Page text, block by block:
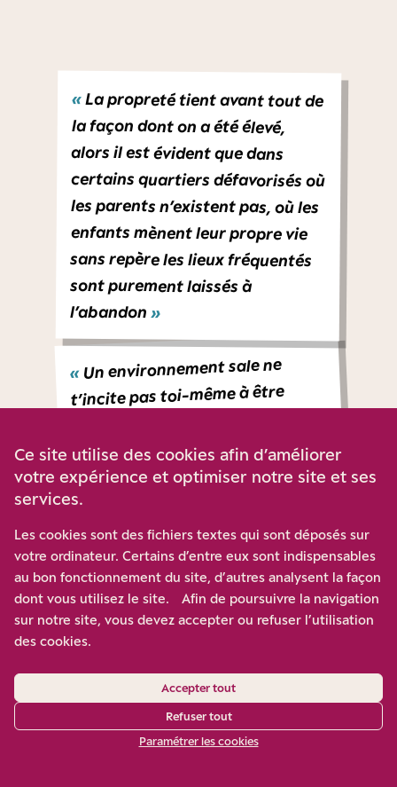
«La propreté tient avant tout de
la façon dont on a été élevé,
alors il est évident que dans
certains quartiers défavorisés où
les parents n’existent pas, où les
enfants mènent leur propre vie
sans repère les lieux fréquentés
sont purement laissés à
l’abandon »
« Un environnement sale ne
t’incite pas toi-même à être
B) Sécurité et immigration : un lien beaucoup plus
citoyens
Sans véritable surprise, on voit apparaitre sur cette
question à la fois uncontenu beaucoup plus polémique(ne
serait-ce que par le nombre et la tonalité des interactions
des citoyens de la communauté sur ce thème) et un
ancrage plus
profondes, les vécus individuels sont brandis par chacun
des camps comme preuve du lien ou de l’absence de lien
entre les deux notions («Je vis dans le 93 depuis que je suis
née et je ne me sens pas moins en sécurité qu’ailleurs »
Ce site utilise des cookies afin d’améliorer
votre expérience et optimiser notre site et ses
services.
Les cookies sont des fichiers textes qui sont déposés sur
votre ordinateur. Certains d’entre eux sont indispensables
au bon fonctionnement du site, d’autres analysent la façon
dont vous utilisez le site. Afin de poursuivre la navigation
sur notre site, vous devez accepter ou refuser l’utilisation
des cookies.
Accepter tout
Refuser tout
Paramétrer les cookies